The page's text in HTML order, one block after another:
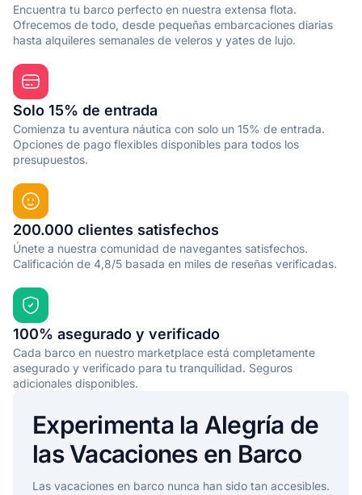
Encuentra tu barco perfecto en nuestra extensa flota.
Ofrecemos de todo, desde pequeñas embarcaciones diarias
hasta alquileres semanales de veleros y yates de lujo.
Solo 15% de entrada
Comienza tu aventura náutica con solo un 15% de entrada.
Opciones de pago flexibles disponibles para todos los
presupuestos.
200.000 clientes satisfechos
Únete a nuestra comunidad de navegantes satisfechos.
Calificación de 4,8/5 basada en miles de reseñas verificadas.
100% asegurado y verificado
Cada barco en nuestro marketplace está completamente
asegurado y verificado para tu tranquilidad. Seguros
adicionales disponibles.
Experimenta la Alegría de
las Vacaciones en Barco
Las vacaciones en barco nunca han sido tan accesibles.